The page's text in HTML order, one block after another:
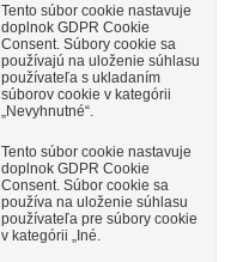
Tento súbor cookie nastavuje
doplnok GDPR Cookie
Consent. Súbory cookie sa
používajú na uloženie súhlasu
používateľa s ukladaním
súborov cookie v kategórii
„Nevyhnutné“.
Tento súbor cookie nastavuje
doplnok GDPR Cookie
Consent. Súbor cookie sa
používa na uloženie súhlasu
používateľa pre súbory cookie
v kategórii „Iné.